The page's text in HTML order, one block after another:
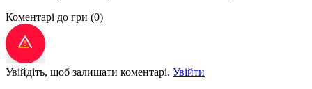
Коментарі до гри (0)
Увійдіть, щоб залишати коментарі. Увійти